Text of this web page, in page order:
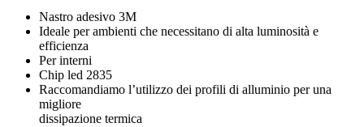
Nastro adesivo 3M
Ideale per ambienti che necessitano di alta luminosità e
efficienza
Per interni
Chip led 2835
Raccomandiamo l’utilizzo dei profili di alluminio per una
migliore
dissipazione termica